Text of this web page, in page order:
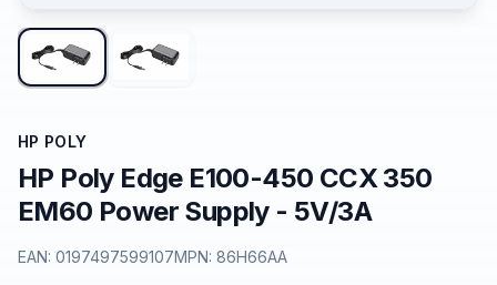
HP POLY
HP Poly Edge E100-450 CCX 350
EM60 Power Supply - 5V/3A
EAN: 0197497599107MPN: 86H66AA